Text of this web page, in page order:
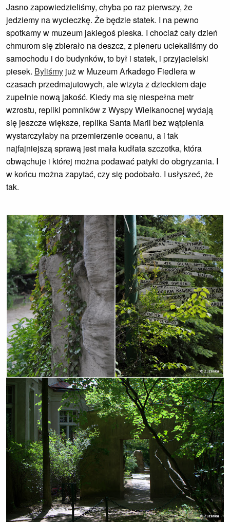
Jasno zapowiedzieliśmy, chyba po raz pierwszy, że
jedziemy na wycieczkę. Że będzie statek. I na pewno
spotkamy w muzeum jakiegoś pieska. I chociaż cały dzień
chmurom się zbierało na deszcz, z pleneru uciekaliśmy do
samochodu i do budynków, to był i statek, i przyjacielski
piesek. Byliśmy już w Muzeum Arkadego Fiedlera w
czasach przedmajutowych, ale wizyta z dzieckiem daje
zupełnie nową jakość. Kiedy ma się niespełna metr
wzrostu, repliki pomników z Wyspy Wielkanocnej wydają
się jeszcze większe, replika Santa Marii bez wątpienia
wystarczyłaby na przemierzenie oceanu, a i tak
najfajniejszą sprawą jest mała kudłata szczotka, która
obwąchuje i której można podawać patyki do obgryzania. I
w końcu można zapytać, czy się podobało. I usłyszeć, że
tak.